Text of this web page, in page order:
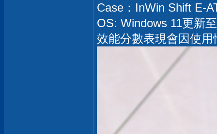
Case：InWin Shift E-
OS: Windows 11更新
效能分數表現會因使